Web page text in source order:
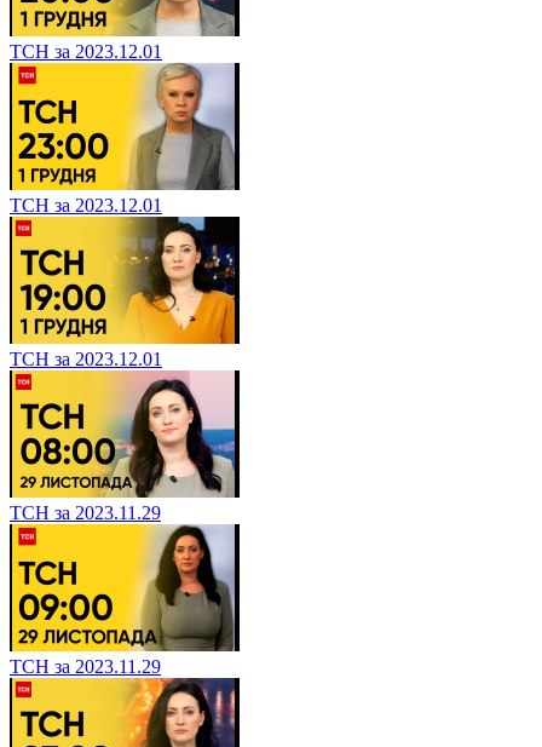
ТСН за 2023.12.01
ТСН за 2023.12.01
ТСН за 2023.12.01
ТСН за 2023.11.29
ТСН за 2023.11.29